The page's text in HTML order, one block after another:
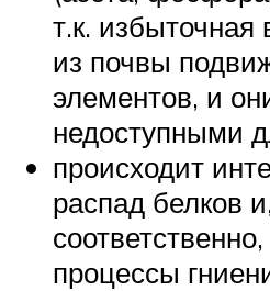
т.к.
из почвы
элементов, и
недоступными
происходит
распад белков
процессы